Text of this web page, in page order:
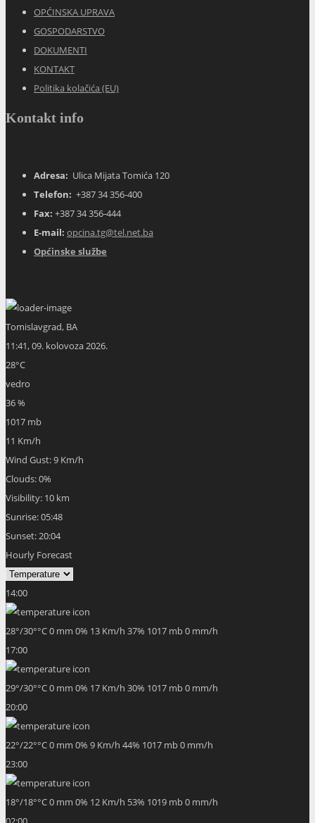
OPĆINSKA UPRAVA
GOSPODARSTVO
DOKUMENTI
KONTAKT
Politika kolačića (EU)
Kontakt info
Adresa: Ulica Mijata Tomića 120
Telefon: +387 34 356-400
Fax: +387 34 356-444
E-mail: opcina.tg@tel.net.ba
Općinske službe
Tomislavgrad, BA
11:41,09. kolovoza 2026.
28°C
vedro
36 %
1017 mb
11 Km/h
Wind Gust:9 Km/h
Clouds:0%
Visibility: 10 km
Sunrise:05:48
Sunset:20:04
Hourly Forecast
14:00
28°/30°°C0 mm 0% 13 Km/h 37% 1017 mb0 mm/h
17:00
29°/30°°C0 mm 0% 17 Km/h 30% 1017 mb0 mm/h
20:00
22°/22°°C0 mm 0% 9 Km/h 44% 1017 mb0 mm/h
23:00
18°/18°°C0 mm 0% 12 Km/h 53% 1019 mb0 mm/h